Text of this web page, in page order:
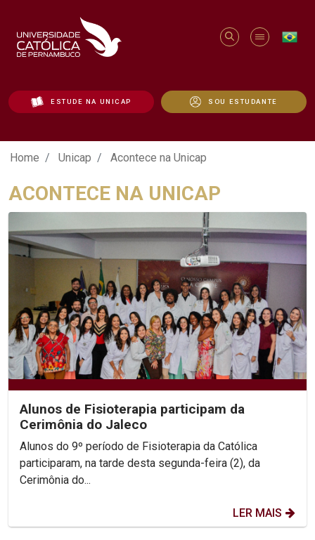
ESTUDE NA UNICAP SOU ESTUDANTE
Acontece na Unicap - Unicap
Home Unicap Acontece na Unicap
ACONTECE NA UNICAP
Alunos de Fisioterapia participam da
Cerimônia do Jaleco
Alunos do 9º período de Fisioterapia da Católica
participaram, na tarde desta segunda-feira (2), da
Cerimônia do...
LER MAIS